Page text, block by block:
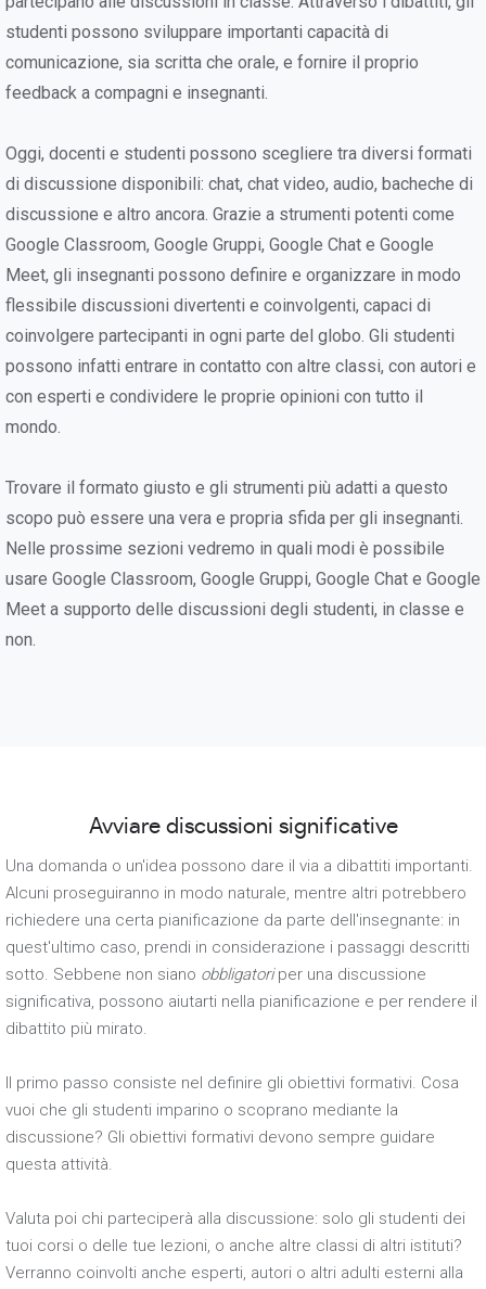
studenti possono sviluppare importanti capacità di
comunicazione, sia scritta che orale, e fornire il proprio
feedback a compagni e insegnanti.
Oggi, docenti e studenti possono scegliere tra diversi formati
di discussione disponibili: chat, chat video, audio, bacheche di
discussione e altro ancora. Grazie a strumenti potenti come
Google Classroom, Google Gruppi, Google Chat e Google
Meet, gli insegnanti possono definire e organizzare in modo
flessibile discussioni divertenti e coinvolgenti, capaci di
coinvolgere partecipanti in ogni parte del globo. Gli studenti
possono infatti entrare in contatto con altre classi, con autori e
con esperti e condividere le proprie opinioni con tutto il
mondo.
Trovare il formato giusto e gli strumenti più adatti a questo
scopo può essere una vera e propria sfida per gli insegnanti.
Nelle prossime sezioni vedremo in quali modi è possibile
usare Google Classroom, Google Gruppi, Google Chat e Google
Meet a supporto delle discussioni degli studenti, in classe e
non.
Avviare discussioni significative
Una domanda o un'idea possono dare il via a dibattiti importanti.
Alcuni proseguiranno in modo naturale, mentre altri potrebbero
richiedere una certa pianificazione da parte dell'insegnante: in
quest'ultimo caso, prendi in considerazione i passaggi descritti
sotto. Sebbene non siano obbligatoriper una discussione
significativa, possono aiutarti nella pianificazione e per rendere il
dibattito più mirato.
Il primo passo consiste nel definire gli obiettivi formativi. Cosa
vuoi che gli studenti imparino o scoprano mediante la
discussione? Gli obiettivi formativi devono sempre guidare
questa attività.
Valuta poi chi parteciperà alla discussione: solo gli studenti dei
tuoi corsi o delle tue lezioni, o anche altre classi di altri istituti?
Verranno coinvolti anche esperti, autori o altri adulti esterni alla